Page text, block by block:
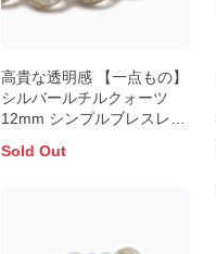
高貴な透明感 【一点もの】
シルバールチルクォーツ
12mm シンプルブレスレッ
Sold Out